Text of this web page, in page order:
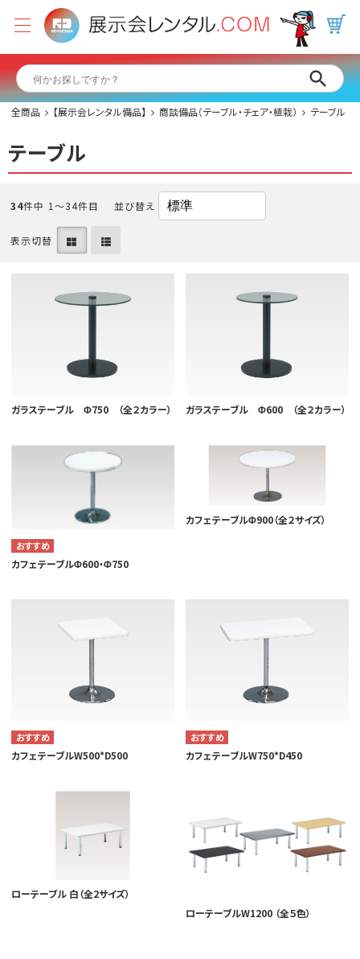
全商品 【展示会レンタル備品】 商談備品（テーブル・チェア・植栽） テーブル
テーブル
34件中 1〜34件目 並び替え
表示切替
ガラステーブル Φ750 （全２カラー） ガラステーブル Φ600 （全２カラー）
カフェテーブルΦ600・Φ750
カフェテーブルΦ900（全２サイズ）
カフェテーブルW500*D500 カフェテーブルW750*D450
ローテーブル 白（全2サイズ）
ローテーブルW1200 （全５色）